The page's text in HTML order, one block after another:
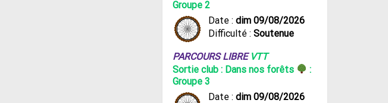
Groupe 2
Date : dim 09/08/2026
Difficulté : Soutenue
PARCOURS LIBRE VTT
Sortie club : Dans nos forêts
:
Groupe 3
Date : dim 09/08/2026